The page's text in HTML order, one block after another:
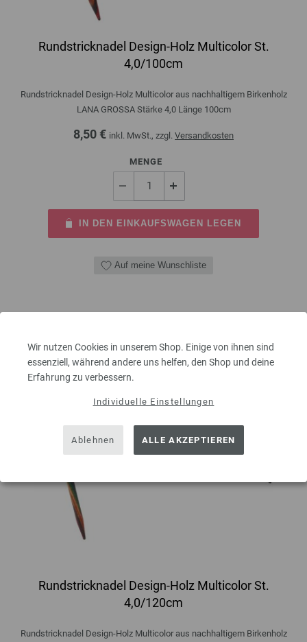
Wir nutzen Cookies in unserem Shop. Einige von ihnen sind
essenziell, während andere uns helfen, den Shop und deine
Erfahrung zu verbessern.
Individuelle Einstellungen
Ablehnen ALLE AKZEPTIEREN
Rundstricknadel Design-Holz Multicolor St.
4,0/100cm
Rundstricknadel Design-Holz Multicolor aus nachhaltigem Birkenholz
LANA GROSSA Stärke 4,0 Länge 100cm
8,50 € inkl. MwSt., zzgl. Versandkosten
MENGE
IN DEN EINKAUFSWAGEN LEGEN
Auf meine Wunschliste
Rundstricknadel Design-Holz Multicolor St.
4,0/120cm
Rundstricknadel Design-Holz Multicolor aus nachhaltigem Birkenholz